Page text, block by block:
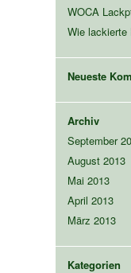
WOCA
Wie lackierte
Neueste
Archiv
September
August 2013
Mai 2013
April 2013
März 2013
Kategorien